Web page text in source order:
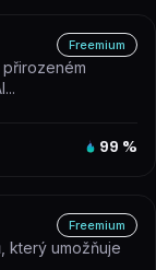
Freemium
99 %
Freemium
který umožňuje